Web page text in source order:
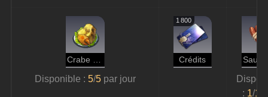
Disponible : 5/5 par jour
1 800
Crédits
: 1/1